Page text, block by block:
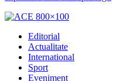
Editorial
Actualitate
International
Sport
Eveniment